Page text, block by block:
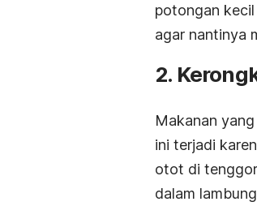
potongan
agar nantinya
2.
Makanan
ini terjadi
otot di
dalam